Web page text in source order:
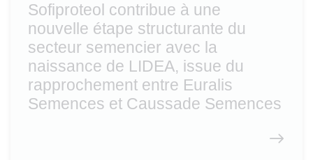
Sofiproteol contribue à une
nouvelle étape structurante du
secteur semencier avec la
naissance de LIDEA, issue du
rapprochement entre Euralis
Semences et Caussade Semences